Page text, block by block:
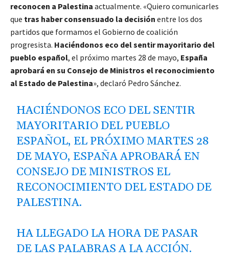
reconocen a Palestina actualmente. «Quiero comunicarles
que tras haber consensuado la decisión entre los dos
partidos que formamos el Gobierno de coalición
progresista. Haciéndonos eco del sentir mayoritario del
pueblo español, el próximo martes 28 de mayo, España
aprobará en su Consejo de Ministros el reconocimiento
al Estado de Palestina», declaró Pedro Sánchez.
HACIÉNDONOS ECO DEL SENTIR
MAYORITARIO DEL PUEBLO
ESPAÑOL, EL PRÓXIMO MARTES 28
DE MAYO, ESPAÑA APROBARÁ EN
CONSEJO DE MINISTROS EL
RECONOCIMIENTO DEL ESTADO DE
PALESTINA.
HA LLEGADO LA HORA DE PASAR
DE LAS PALABRAS A LA ACCIÓN.